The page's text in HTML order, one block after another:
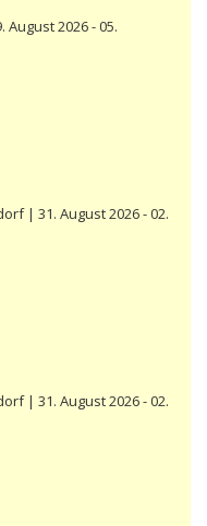
2026 - 05.
| 31. August 2026 - 02.
| 31. August 2026 - 02.